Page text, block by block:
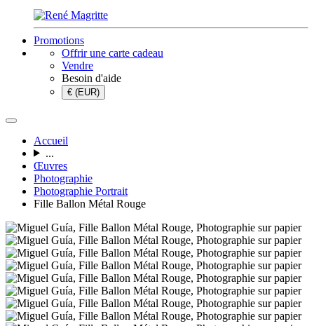
Promotions
Offrir une carte cadeau
Vendre
Besoin d'aide
€ (EUR)
Accueil
...
Œuvres
Photographie
Photographie Portrait
Fille Ballon Métal Rouge